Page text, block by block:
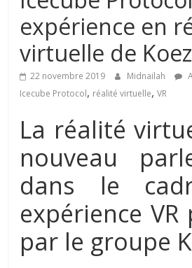
expérience en
virtuelle de
22 novembre 2019 Midnailah
Icecube Protocol, réalité virtuelle,VR
La réalité
nouveau
dans le
expérience VR
par le groupe